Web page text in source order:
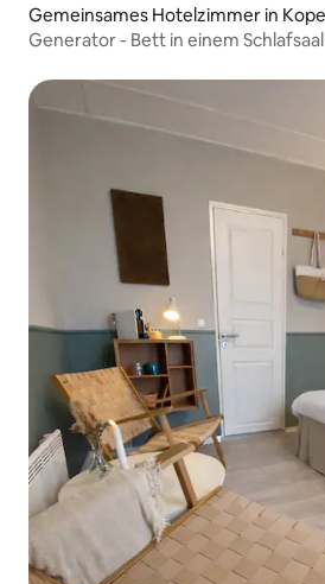
Gemeinsames Hotelzimmer in
Generator - Bett in einem